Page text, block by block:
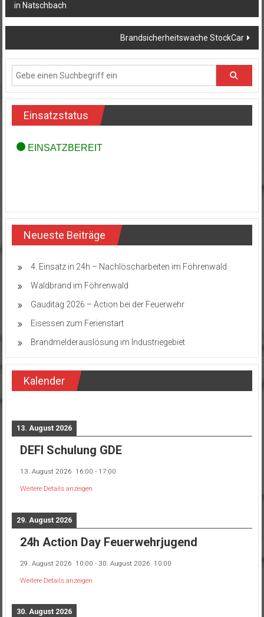
in Natschbach
Brandsicherheitswache StockCar
Einsatzstatus
Neueste Beiträge
4. Einsatz in 24h – Nachlöscharbeiten im Föhrenwald
Waldbrand im Föhrenwald
Gauditag 2026 – Action bei der Feuerwehr
Eisessen zum Ferienstart
Brandmelderauslösung im Industriegebiet
Kalender
13. August 2026
DEFI Schulung GDE
13. August 2026 16:00 - 17:00
Weitere Details anzeigen
29. August 2026
24h Action Day Feuerwehrjugend
29. August 2026 10:00 - 30. August 2026 10:00
Weitere Details anzeigen
30. August 2026